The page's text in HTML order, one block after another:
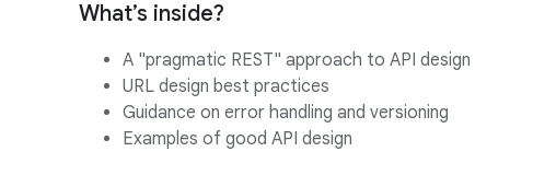
What’s inside?
A "pragmatic REST" approach to API design
URL design best practices
Guidance on error handling and versioning
Examples of good API design